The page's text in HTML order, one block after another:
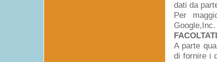
dati da
Per
A parte
di fornire i